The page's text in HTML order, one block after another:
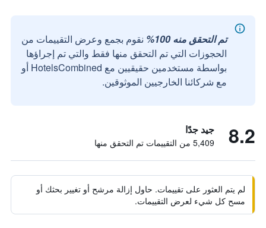
تم التحقق منه 100%
نقوم بجمع وعرض التقييمات من
الحجوزات التي تم التحقق منها فقط والتي تم إجراؤها
بواسطة مستخدمين حقيقيين مع HotelsCombined أو
مع شركائنا الخارجيين الموثوقين.
8.2 جيد جدًا
5,409 من التقييمات تم التحقق منها
لم يتم العثور على تقييمات. حاول إزالة مرشح أو تغيير بحثك أو
مسح كل شيء لعرض التقييمات.